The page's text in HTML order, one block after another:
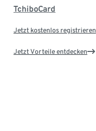
TchiboCard
Jetzt kostenlos registrieren
Jetzt Vorteile entdecken